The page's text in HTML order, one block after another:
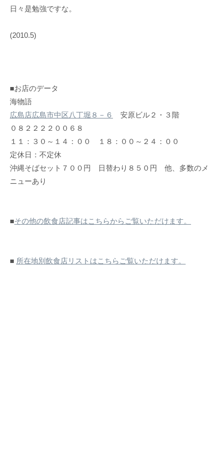
日々是勉強ですな。
(2010.5)
■お店のデータ
海物語
広島店広島市中区八丁堀８－６
安原ビル２・３階
０８２２２２００６８
１１：３０～１４：００ １８：００～２４：００
定休日：不定休
沖縄そばセット７００円 日替わり８５０円 他、多数のメ
ニューあり
■その他の飲食店記事はこちらからご覧いただけます。
■ 所在地別飲食店リストはこちらご覧いただけます。